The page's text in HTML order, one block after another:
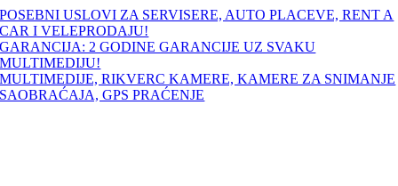
Skip
to
content
POSEBNI USLOVI ZA SERVISERE, AUTO PLACEVE, RENT A
CAR I VELEPRODAJU!
GARANCIJA: 2 GODINE GARANCIJE UZ SVAKU
MULTIMEDIJU!
MULTIMEDIJE, RIKVERC KAMERE, KAMERE ZA SNIMANJE
SAOBRAĆAJA, GPS PRAĆENJE